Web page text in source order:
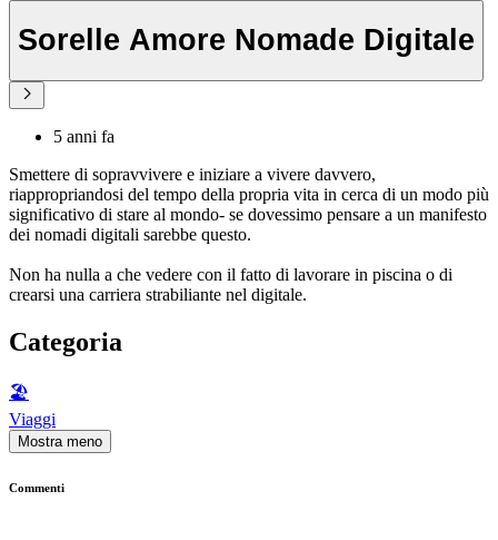
Sorelle Amore Nomade Digitale
5 anni fa
Smettere di sopravvivere e iniziare a vivere davvero,
riappropriandosi del tempo della propria vita in cerca di un modo più
significativo di stare al mondo- se dovessimo pensare a un manifesto
dei nomadi digitali sarebbe questo.
Non ha nulla a che vedere con il fatto di lavorare in piscina o di
crearsi una carriera strabiliante nel digitale.
Categoria
🏖
Viaggi
Mostra meno
Commenti